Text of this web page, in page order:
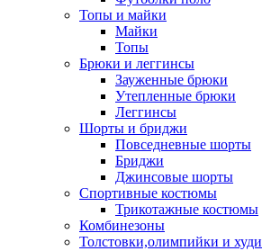
Топы и майки
Майки
Топы
Брюки и леггинсы
Зауженные брюки
Утепленные брюки
Леггинсы
Шорты и бриджи
Повседневные шорты
Бриджи
Джинсовые шорты
Спортивные костюмы
Трикотажные костюмы
Комбинезоны
Толстовки,олимпийки и худи